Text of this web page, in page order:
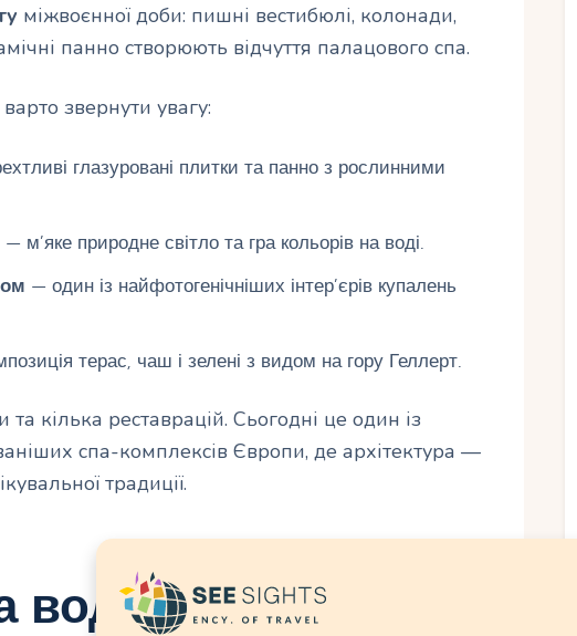
міжвоєнної доби: пишні вестибюлі, колонади,
панно створюють відчуття палацового спа.
звернути увагу:
глазуровані плитки та панно з рослинними
— м’яке природне світло та гра кольорів на воді.
— один із найфотогенічніших інтер’єрів купалень
терас, чаш і зелені з видом на гору Геллерт.
кілька реставрацій. Сьогодні це один із
спа-комплексів Європи, де архітектура —
традиції.
склад і